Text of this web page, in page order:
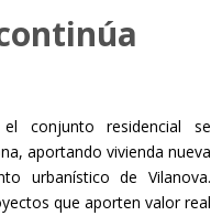
conjunto residencial se
aportando vivienda nueva
urbanístico de Vilanova.
que aporten valor real